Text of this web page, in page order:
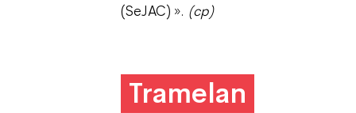
(SeJAC) ». (cp)
Tramelan